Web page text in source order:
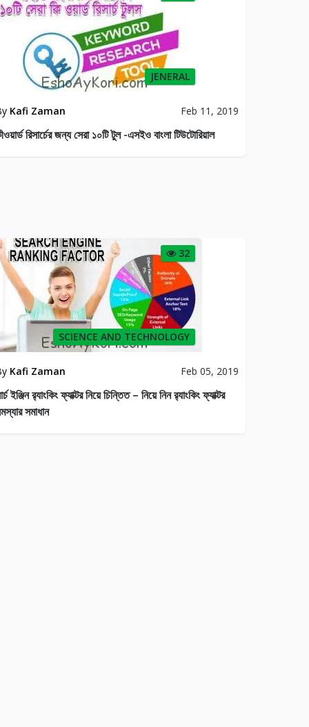
JENERAL
Kafi Zaman Feb 11, 2019
রিসার্চের জন্য সেরা ১০টি টুল -এসইও বাংলা টিউটোরিয়াল
32
SCIENCE AND TECHNOLOGY
Kafi Zaman Feb 05, 2019
ইঞ্জিন র‍্যাংকিং ফ্যাক্টর নিয়ে চিন্তিত – নিয়ে নিন র‍্যাংকিং ফ্যাক্টর
সমাধান